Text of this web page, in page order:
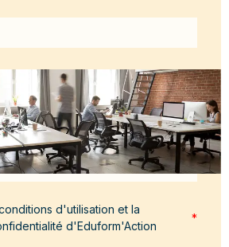
d'utilisation et la
d'Eduform'Action
*